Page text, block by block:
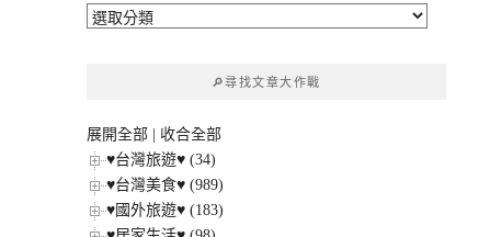
🔎
🔎尋找文章大作戰
展開全部
收合全部
♥台灣旅遊♥ (34)
♥台灣美食♥ (989)
♥國外旅遊♥ (183)